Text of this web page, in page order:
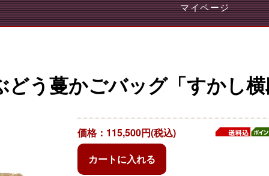
マイページ
どう蔓かごバッグ「すかし
価格：115,500円(税込)
カートに入れる